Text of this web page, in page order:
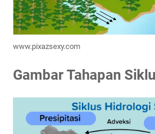
www.pixazsexy.com
Gambar Tahapan